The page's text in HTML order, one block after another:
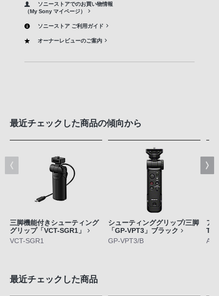
ソニーストアでのお買い物情報
（My Sony マイページ）
ソニーストア ご利用ガイド
オーナーレビューのご案内
最近チェックした商品の傾向から
三脚機能付きシューティング
グリップ「VCT-SGR1」
VCT-SGR1
シューティンググリップ/三脚
「GP-VPT3」ブラック
GP-VPT3/B
ア
最近チェックした商品